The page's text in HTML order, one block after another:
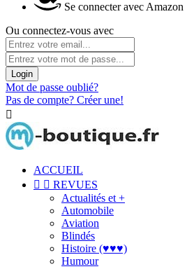
Se connecter avec Amazon
Ou connectez-vous avec
Login
Mot de passe oublié?
Pas de compte? Créer une!

ACCUEIL
  REVUES
Actualités et +
Automobile
Aviation
Blindés
Histoire (♥♥♥)
Humour